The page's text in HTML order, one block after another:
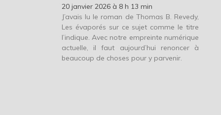
20 janvier 2026 à 8 h 13 min
J’avais lu le roman de Thomas B. Revedy,
Les évaporés sur ce sujet comme le titre
l’indique. Avec notre empreinte numérique
actuelle, il faut aujourd’hui renoncer à
beaucoup de choses pour y parvenir.